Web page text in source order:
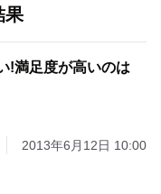
果
!満足度が高いのは
2013年6月12日 10:00